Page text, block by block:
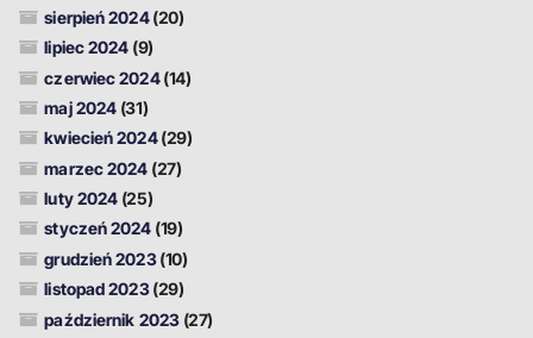
sierpień 2024(20)
lipiec 2024 (9)
czerwiec 2024(14)
maj 2024 (31)
kwiecień 2024(29)
marzec 2024 (27)
luty 2024 (25)
styczeń 2024 (19)
grudzień 2023(10)
listopad 2023(29)
październik 2023(27)